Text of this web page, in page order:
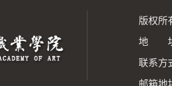
版权所
地 址
联系方
邮箱地